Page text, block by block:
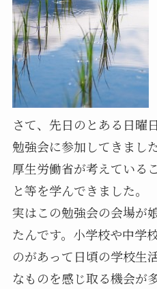
さて、先日のとある日曜
勉強会に参加してきまし
厚生労働省が考えている
と等を学んできました。
実はこの勉強会の会場が
たんです。小学校や中学
のがあって日頃の学校生
なものを感じ取る機会が